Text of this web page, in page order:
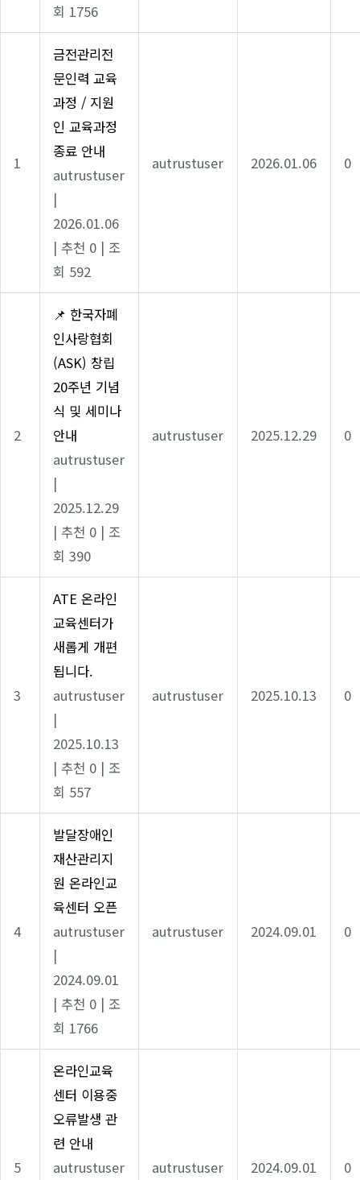
회 1756
1
금전관리전
문인력 교육
과정 / 지원
인 교육과정
종료 안내
autrustuser
|
2026.01.06
| 추천 0 | 조
회 592
autrustuser 2026.01.06 0
2
📌 한국자폐
인사랑협회
(ASK) 창립
20주년 기념
식 및 세미나
안내
autrustuser
|
2025.12.29
| 추천 0 | 조
회 390
autrustuser 2025.12.29 0
3
ATE 온라인
교육센터가
새롭게 개편
됩니다.
autrustuser
|
2025.10.13
| 추천 0 | 조
회 557
autrustuser 2025.10.13 0
4
발달장애인
재산관리지
원 온라인교
육센터 오픈
autrustuser
|
2024.09.01
| 추천 0 | 조
회 1766
autrustuser 2024.09.01 0
5
온라인교육
센터 이용중
오류발생 관
련 안내
autrustuser
autrustuser 2024.09.01 0